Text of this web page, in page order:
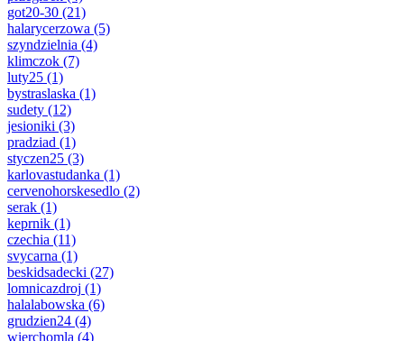
got20-30 (21)
halarycerzowa (5)
szyndzielnia (4)
klimczok (7)
luty25 (1)
bystraslaska (1)
sudety (12)
jesioniki (3)
pradziad (1)
styczen25 (3)
karlovastudanka (1)
cervenohorskesedlo (2)
serak (1)
keprnik (1)
czechia (11)
svycarna (1)
beskidsadecki (27)
lomnicazdroj (1)
halalabowska (6)
grudzien24 (4)
wierchomla (4)